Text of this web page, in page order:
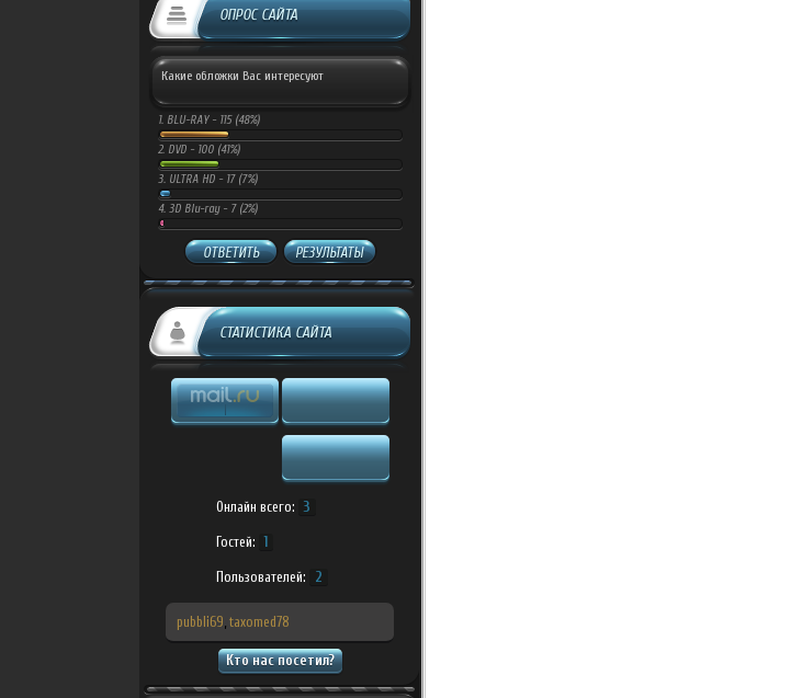
ОПРОС САЙТА
Какие обложки Вас интересуют
1. BLU-RAY - 115 (48%)
2. DVD - 100 (41%)
3. ULTRA HD - 17 (7%)
4. 3D Blu-ray - 7 (2%)
ОТВЕТИТЬ РЕЗУЛЬТАТЫ
СТАТИСТИКА САЙТА
Онлайн всего: 3
Гостей: 1
Пользователей: 2
pubbli69, taxomed78
Кто нас посетил?